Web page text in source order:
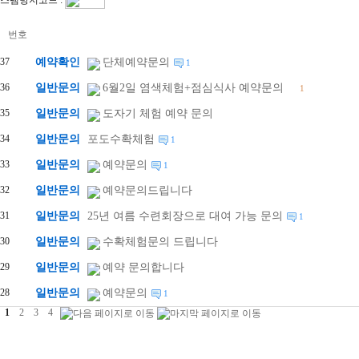
번호
37 예약확인 단체예약문의 1
36 일반문의 6월2일 염색체험+점심식사 예약문의 1
35 일반문의 도자기 체험 예약 문의
34 일반문의 포도수확체험 1
33 일반문의 예약문의 1
32 일반문의 예약문의드립니다
31 일반문의 25년 여름 수련회장으로 대여 가능 문의 1
30 일반문의 수확체험문의 드립니다
29 일반문의 예약 문의합니다
28 일반문의 예약문의 1
1 2 3 4